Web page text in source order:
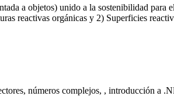
a objetos) unido a la sostenibilidad para
reactivas orgánicas y 2) Superficies
números complejos, , introducción a